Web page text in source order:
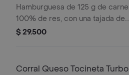
Hamburguesa de 125 g de carne
100% de res, con una tajada de
queso tipo mozzarella, tomate en
mostaza
$ 29.500
Corral Queso Tocineta Turbo